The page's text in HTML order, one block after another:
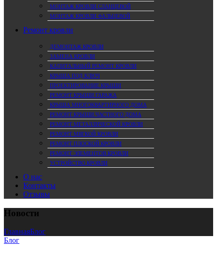
МОНТАЖ КРОВЛИ СЛАНЦЕВОЙ
МОНТАЖ КРОВЛИ ФАЛЬЦЕВОЙ
Ремонт кровли
ДЕМОНТАЖ КРОВЛИ
ЗАМЕНА КРОВЛИ
КАПИТАЛЬНЫЙ РЕМОНТ КРОВЛИ
КРЫША ПОД КЛЮЧ
ПРОЕКТИРОВАНИЕ КРЫШИ
РЕМОНТ КРЫШИ ГАРАЖА
КРЫША МНОГОКВАРТИРНОГО ДОМА
РЕМОНТ КРЫШИ ЧАСТНОГО ДОМА
РЕМОНТ МЕТАЛЛИЧЕСКОЙ КРОВЛИ
РЕМОНТ МЯГКОЙ КРОВЛИ
РЕМОНТ ПЛОСКОЙ КРОВЛИ
РЕМОНТ ЭЛЕМЕНТОВ КРОВЛИ
УСТРОЙСТВО КРОВЛИ
О нас
Контакты
Отзывы
Новости
ГлавнаяБлог
Блог